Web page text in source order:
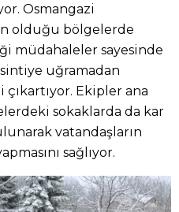
Osmangazi
olduğu bölgelerde
müdahaleler sayesinde
uğramadan
Ekipler ana
sokaklarda da kar
vatandaşların
sağlıyor.